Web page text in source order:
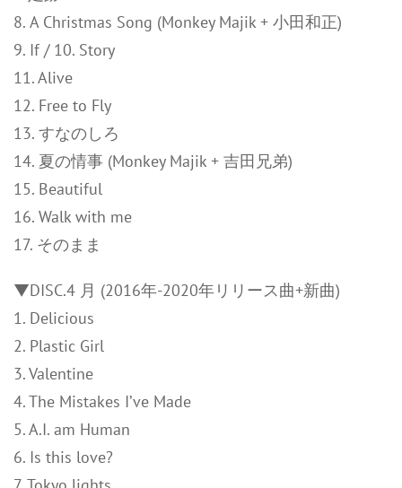
8. A Christmas Song (Monkey Majik + 小田和正)
9. If / 10. Story
11. Alive
12. Free to Fly
13. すなのしろ
14. 夏の情事 (Monkey Majik + 吉田兄弟)
15. Beautiful
16. Walk with me
17. そのまま
▼DISC.4 月 (2016年-2020年リリース曲+新曲)
1. Delicious
2. Plastic Girl
3. Valentine
4. The Mistakes I’ve Made
5. A.I. am Human
6. Is this love?